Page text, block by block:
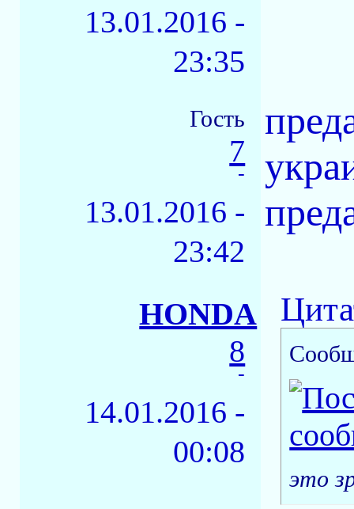
13.01.2016 -
23:35
Гость
7
-
13.01.2016 -
23:42
HONDA
8
-
14.01.2016 -
00:08
это